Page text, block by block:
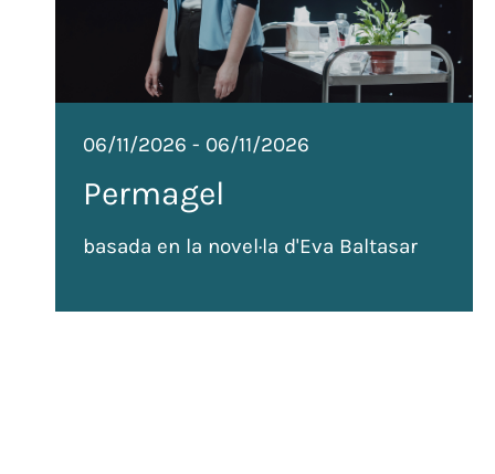
06/11/2026 - 06/11/2026
Permagel
basada en la novel·la d'Eva Baltasar